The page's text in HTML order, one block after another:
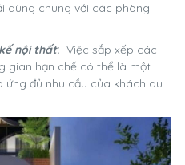
dùng chung với các phòng
nội thất: Việc sắp xếp các
gian hạn chế có thể là một
đủ nhu cầu của khách du